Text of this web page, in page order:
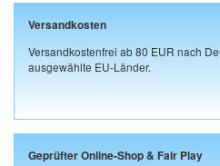
Versandkosten
Versandkostenfrei ab 80 EUR nach
ausgewählte EU-Länder.
Geprüfter Online-Shop & Fair Play